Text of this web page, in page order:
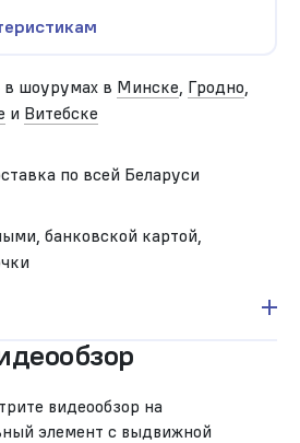
в шоурумах в Минске, Гродно,
и Витебске
по всей Беларуси
банковской картой,
видеообзор на
элемент с выдвижной